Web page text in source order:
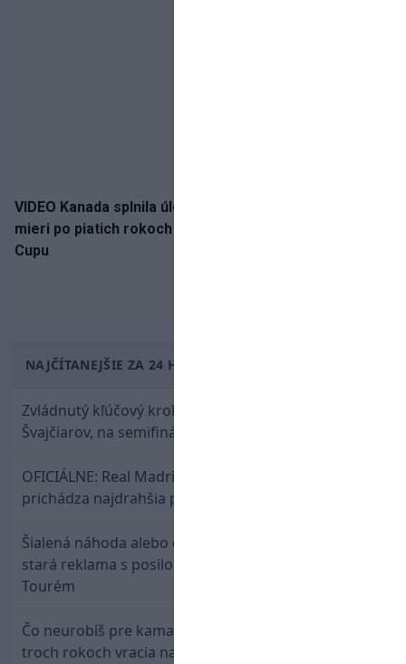
VIDEO Kanada splnila úlohu! Slovenská osemnástka
mieri po piatich rokoch do semifinále Hlinka Gretzky
Cupu
NAJČÍTANEJŠIE ZA 24 HODÍN
Zvládnutý kľúčový krok! Osemnástka zdolala
Švajčiarov, na semifinále potrebuje pomoc favorita
OFICIÁLNE: Real Madrid rozbil bank. Z Lipska
prichádza najdrahšia posila v klubovej histórii
Šialená náhoda alebo osud? Našla sa 11 rokov
stará reklama s posilou Slovana a trénerom
Tourém
Čo neurobíš pre kamaráta! Marián Hossa sa po
troch rokoch vracia na ľad